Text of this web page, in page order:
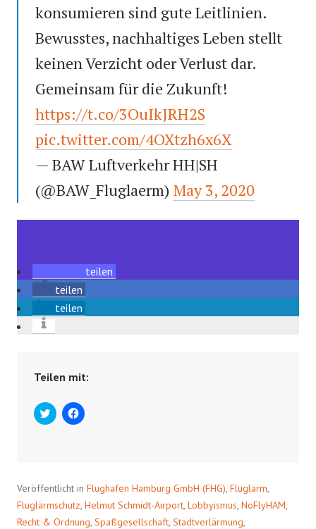
konsumieren sind gute Leitlinien.
Bewusstes, nachhaltiges Leben stellt
keinen Verzicht oder Verlust dar.
Gemeinsam für die Zukunft!
https://t.co/3OuIkJRH2S
pic.twitter.com/4OXtzh6x6X
— BAW Luftverkehr HH|SH
(@BAW_Fluglaerm) May 3, 2020
teilen
teilen
teilen
Teilen mit:
C
l
h
a
r
e
o
K
l
a
u
F
a
Veröffentlicht in Flughafen Hamburg GmbH (FHG), Fluglärm,
Fluglärmschutz, Helmut Schmidt-Airport, Lobbyismus, NoFlyHAM,
Recht & Ordnung, Spaßgesellschaft, Stadtverlärmung,